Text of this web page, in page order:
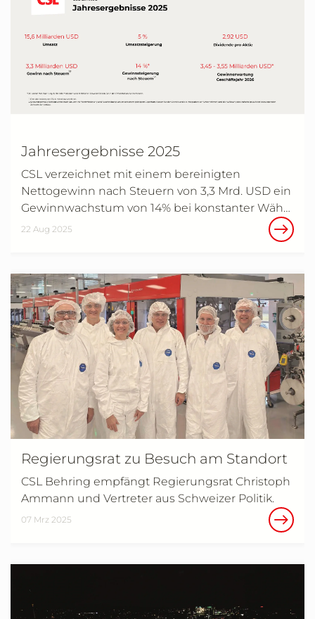
Jahresergebnisse 2025
CSL verzeichnet mit einem bereinigten
Nettogewinn nach Steuern von 3,3 Mrd. USD ein
Gewinnwachstum von 14% bei konstanter Wäh…
22 Aug 2025
Regierungsrat zu Besuch am Standort
CSL Behring empfängt Regierungsrat Christoph
Ammann und Vertreter aus Schweizer Politik.
07 Mrz 2025